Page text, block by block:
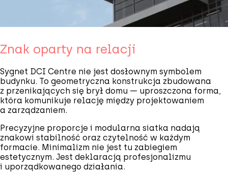
Znak oparty na relacji
Sygnet DCI Centre nie jest dosłownym symbolem
budynku. To geometryczna konstrukcja zbudowana
z przenikających się brył domu — uproszczona forma,
która komunikuje relację między projektowaniem
a zarządzaniem.
Precyzyjne proporcje i modularna siatka nadają
znakowi stabilność oraz czytelność w każdym
formacie. Minimalizm nie jest tu zabiegiem
estetycznym. Jest deklaracją profesjonalizmu
i uporządkowanego działania.